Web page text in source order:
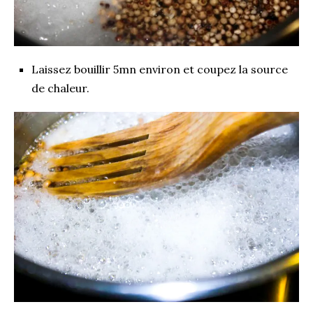
Laissez bouillir 5mn environ et coupez la source
de chaleur.